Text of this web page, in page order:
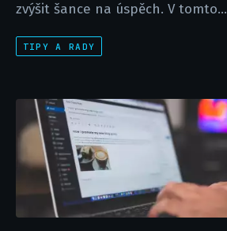
zvýšit šance na úspěch. V tomto...
TIPY A RADY